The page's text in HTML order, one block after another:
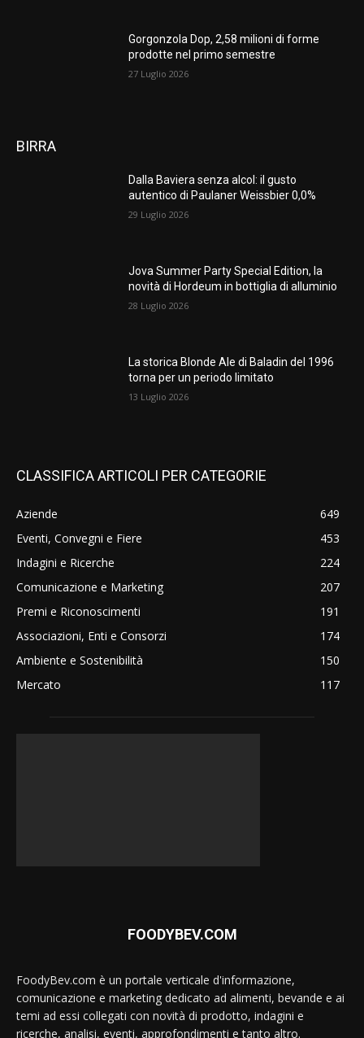
Gorgonzola Dop, 2,58 milioni di forme
prodotte nel primo semestre
27 Luglio 2026
BIRRA
Dalla Baviera senza alcol: il gusto
autentico di Paulaner Weissbier 0,0%
29 Luglio 2026
Jova Summer Party Special Edition, la
novità di Hordeum in bottiglia di alluminio
28 Luglio 2026
La storica Blonde Ale di Baladin del 1996
torna per un periodo limitato
13 Luglio 2026
CLASSIFICA ARTICOLI PER CATEGORIE
Aziende
649
Eventi, Convegni e Fiere
453
Indagini e Ricerche
224
Comunicazione e Marketing
207
Premi e Riconoscimenti
191
Associazioni, Enti e Consorzi
174
Ambiente e Sostenibilità
150
Mercato
117
FOODYBEV.COM
FoodyBev.com è un portale verticale d'informazione,
comunicazione e marketing dedicato ad alimenti, bevande e ai
temi ad essi collegati con novità di prodotto, indagini e
ricerche, analisi, eventi, approfondimenti e tanto altro.